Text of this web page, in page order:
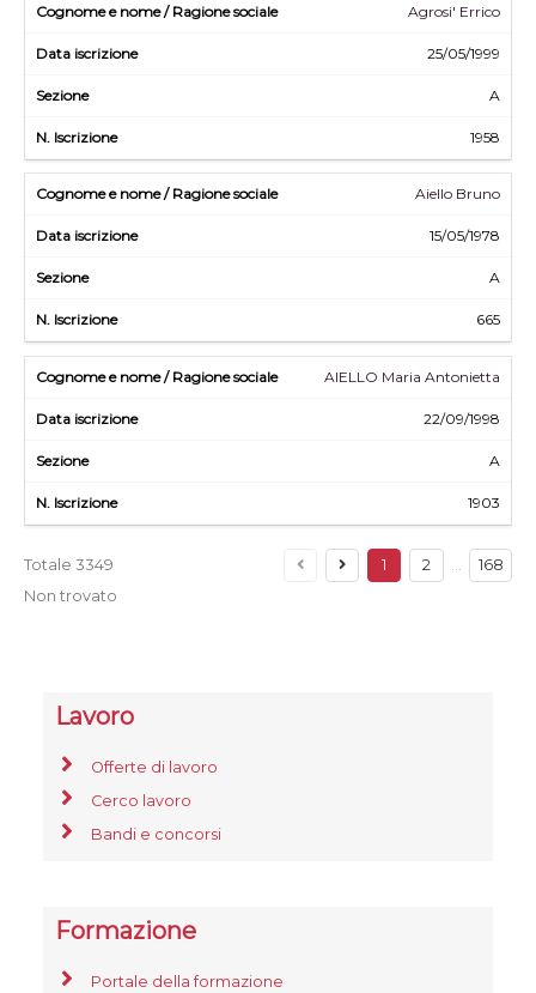
Agrosi' Errico
25/05/1999
A
1958
Aiello Bruno
15/05/1978
A
665
AIELLO Maria Antonietta
22/09/1998
A
1903
Totale 3349 1 2 …
168
Non trovato
Lavoro
Offerte di lavoro
Cerco lavoro
Bandi e concorsi
Formazione
Portale della formazione